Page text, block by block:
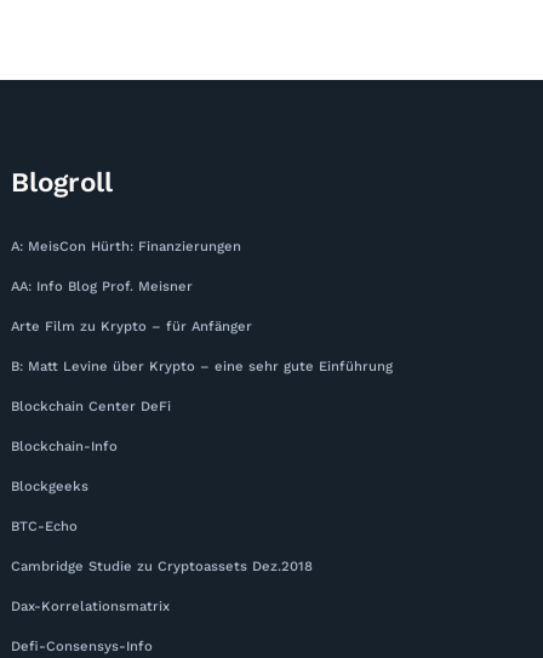
Blogroll
A: MeisCon Hürth: Finanzierungen
AA: Info Blog Prof. Meisner
Arte Film zu Krypto – für Anfänger
B: Matt Levine über Krypto – eine sehr gute Einführung
Blockchain Center DeFi
Blockchain-Info
Blockgeeks
BTC-Echo
Cambridge Studie zu Cryptoassets Dez.2018
Dax-Korrelationsmatrix
Defi-Consensys-Info